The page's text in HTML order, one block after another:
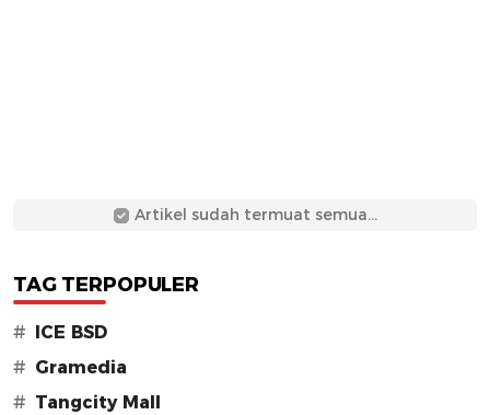
Artikel sudah termuat semua...
TAG TERPOPULER
#
ICE BSD
# Gramedia
# Tangcity Mall